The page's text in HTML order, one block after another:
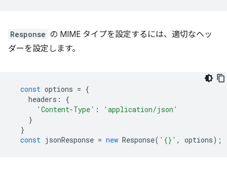
Response の MIME タイプを設定するには、適切なヘッ
ダーを設定します。
const options = {
headers :
{
'Content-Type' :
'application/json'
}
}
const jsonResponse = new Response( '{}' , options);